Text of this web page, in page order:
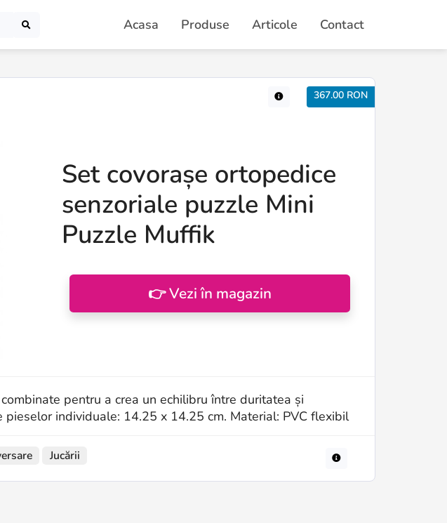
Acasa Produse Articole Contact
367.00 RON
Set covorașe ortopedice
senzoriale puzzle Mini
Puzzle Muffik
👉 Vezi în magazin
pentru a crea un echilibru între duritatea și
individuale: 14.25 x 14.25 cm. Material: PVC flexibil
Jucării